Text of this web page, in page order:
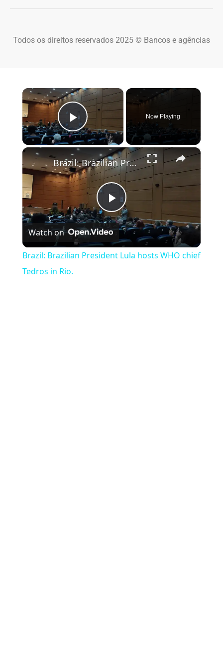
Todos os direitos reservados 2025 © Bancos e agências
×
Play Video
Now Playing
×
Play Video
Brazil: Brazilian President Lula hosts WHO chief Tedros in Rio.
Watch on
Brazil: Brazilian President Lula hosts WHO chief
Tedros in Rio.